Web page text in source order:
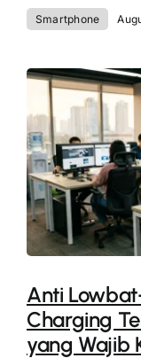
Smartphone
Anti
Charging
yang Wajib